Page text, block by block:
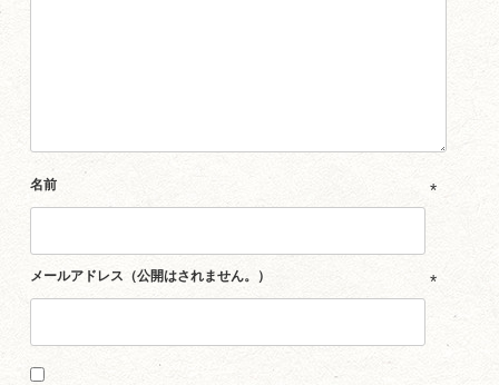
名前 *
メールアドレス（公開はされません。） *